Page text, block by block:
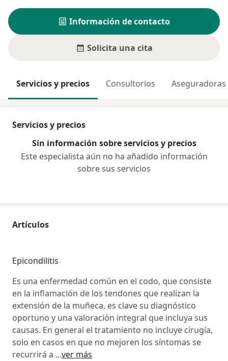
Información de contacto
Solicita una cita
Servicios y precios Consultorios Aseguradoras
Servicios y precios
Sin información sobre servicios y precios
Este especialista aún no ha añadido información
sobre sus servicios
Artículos
Epicondilitis
Es una enfermedad común en el codo, que consiste
en la inflamación de los tendones que realizan la
extensión de la muñeca, es clave su diagnóstico
oportuno y una valoración integral que incluya sus
causas. En general el tratamiento no incluye cirugía,
solo en casos en que no mejoren los síntomas se
recurrirá a ...ver más